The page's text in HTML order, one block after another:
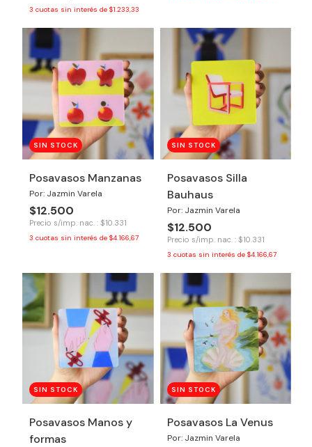
3 cuotas sin interés de $1.233,33
SIN STOCK
Posavasos Manzanas
Por: Jazmin Varela
$12.500
Precio s/imp. nac. : $10.331
3 cuotas sin interés de $4.166,67
SIN STOCK
Posavasos Silla
Bauhaus
Por: Jazmin Varela
$12.500
Precio s/imp. nac. : $10.331
3 cuotas sin interés de $4.166,67
SIN STOCK
Posavasos Manos y
formas
SIN STOCK
Posavasos La Venus
Por: Jazmin Varela